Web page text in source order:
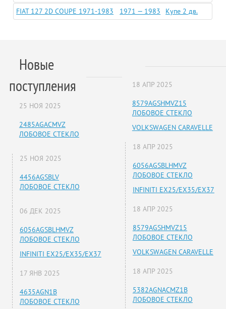
FIAT 127 2D COUPE 1971-1983
1971 — 1983 Купе 2 дв.
Новые
поступления
25 НОЯ 2025
2485AGACMVZ
ЛОБОВОЕ СТЕКЛО
25 НОЯ 2025
4456AGSBLV
ЛОБОВОЕ СТЕКЛО
06 ДЕК 2025
6056AGSBLHMVZ
ЛОБОВОЕ СТЕКЛО
INFINITI EX25/EX35/EX37
17 ЯНВ 2025
4635AGN1B
ЛОБОВОЕ СТЕКЛО
18 АПР 2025
8579AGSHMVZ15
ЛОБОВОЕ СТЕКЛО
VOLKSWAGEN CARAVELLE
18 АПР 2025
6056AGSBLHMVZ
ЛОБОВОЕ СТЕКЛО
INFINITI EX25/EX35/EX37
18 АПР 2025
8579AGSHMVZ15
ЛОБОВОЕ СТЕКЛО
VOLKSWAGEN CARAVELLE
18 АПР 2025
5382AGNACMZ1B
ЛОБОВОЕ СТЕКЛО